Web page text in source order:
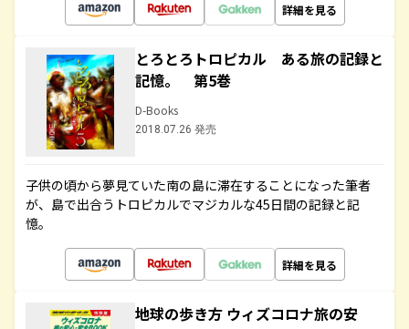
詳細を見る
とろとろトロピカル ある旅の記録と
記憶。 第5巻
D-Books
2018.07.26 発売
子供の頃から夢見ていた南の島に滞在することになった筆者
が、島で出合うトロピカルでマジカルな45日間の記録と記
憶。
詳細を見る
地球の歩き方 ウィズコロナ旅の安